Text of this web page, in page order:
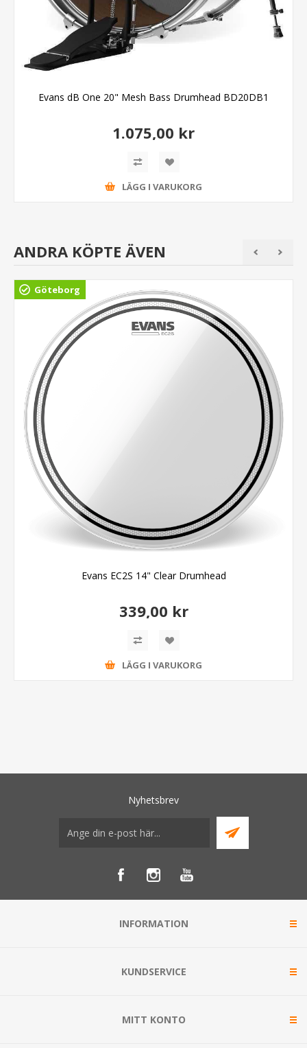
Evans dB One 20" Mesh Bass Drumhead BD20DB1
1.075,00 kr
LÄGG I VARUKORG
ANDRA KÖPTE ÄVEN
Göteborg
Evans EC2S 14" Clear Drumhead
339,00 kr
LÄGG I VARUKORG
Nyhetsbrev
INFORMATION
KUNDSERVICE
MITT KONTO